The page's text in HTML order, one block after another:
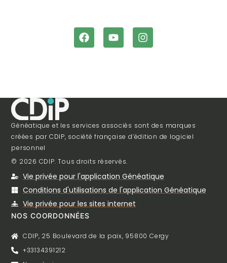
Généatique et les services associés sont des marques
créées par CDIP, société française d’édition de logiciel
personnel
© 2026 CDIP. Tous droits réservés.
Vie privée pour l'application Généatique
Conditions d'utilisations de l'application Généatique
Vie privée pour les sites internet
NOS COORDONNÉES
CDIP, 25 Boulevard de la paix, 95800 Cergy
+33134391212